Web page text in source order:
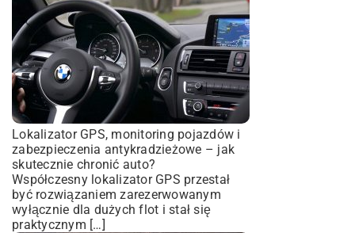
Lokalizator GPS, monitoring pojazdów i
zabezpieczenia antykradzieżowe – jak
skutecznie chronić auto?
Współczesny lokalizator GPS przestał
być rozwiązaniem zarezerwowanym
wyłącznie dla dużych flot i stał się
praktycznym […]